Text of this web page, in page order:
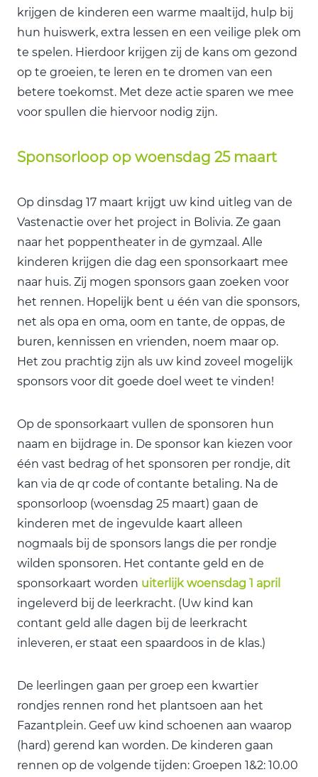
krijgen de kinderen een warme maaltijd, hulp bij
hun huiswerk, extra lessen en een veilige plek om
te spelen. Hierdoor krijgen zij de kans om gezond
op te groeien, te leren en te dromen van een
betere toekomst. Met deze actie sparen we mee
voor spullen die hiervoor nodig zijn.
Sponsorloop op woensdag 25 maart
Op dinsdag 17 maart krijgt uw kind uitleg van de
Vastenactie over het project in Bolivia. Ze gaan
naar het poppentheater in de gymzaal. Alle
kinderen krijgen die dag een sponsorkaart mee
naar huis. Zij mogen sponsors gaan zoeken voor
het rennen. Hopelijk bent u één van die sponsors,
net als opa en oma, oom en tante, de oppas, de
buren, kennissen en vrienden, noem maar op.
Het zou prachtig zijn als uw kind zoveel mogelijk
sponsors voor dit goede doel weet te vinden!
Op de sponsorkaart vullen de sponsoren hun
naam en bijdrage in. De sponsor kan kiezen voor
één vast bedrag of het sponsoren per rondje, dit
kan via de qr code of contante betaling. Na de
sponsorloop (woensdag 25 maart) gaan de
kinderen met de ingevulde kaart alleen
nogmaals bij de sponsors langs die per rondje
wilden sponsoren. Het contante geld en de
sponsorkaart worden uiterlijk woensdag 1 april
ingeleverd bij de leerkracht. (Uw kind kan
contant geld alle dagen bij de leerkracht
inleveren, er staat een spaardoos in de klas.)
De leerlingen gaan per groep een kwartier
rondjes rennen rond het plantsoen aan het
Fazantplein. Geef uw kind schoenen aan waarop
(hard) gerend kan worden. De kinderen gaan
rennen op de volgende tijden: Groepen 1&2: 10.00